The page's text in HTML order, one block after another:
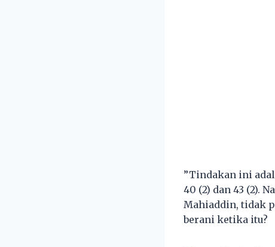
”Tindakan ini
40 (2) dan 43 (2).
Mahiaddin, tidak
berani ketika itu?